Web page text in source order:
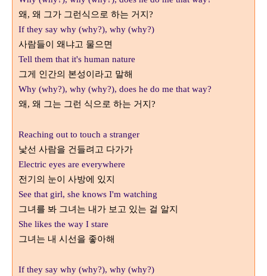
왜, 왜 그가 그런식으로 하는 거지?
If they say why (why?), why (why?)
사람들이 왜냐고 물으면
Tell them that it's human nature
그게 인간의 본성이라고 말해
Why (why?), why (why?), does he do me that way?
왜, 왜 그는 그런 식으로 하는 거지?
Reaching out to touch a stranger
낯선 사람을 건들려고 다가가
Electric eyes are everywhere
전기의 눈이 사방에 있지
See that girl, she knows I'm watching
그녀를 봐 그녀는 내가 보고 있는 걸 알지
She likes the way I stare
그녀는 내 시선을 좋아해
If they say why (why?), why (why?)